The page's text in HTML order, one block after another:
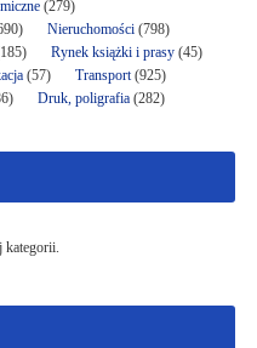
(279)
Nieruchomości(798)
Rynek książki i prasy(45)
(57) Transport(925)
Druk, poligrafia(282)
kategorii.